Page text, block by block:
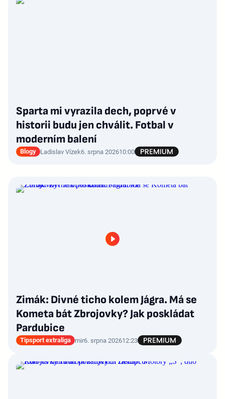
Sparta mi vyrazila dech, poprvé v
historii budu jen chválit. Fotbal v
moderním balení
Blogy Ladislav Vízek6. srpna 202610:00
Zimák: Divné ticho kolem Jágra. Má se
Kometa bát Zbrojovky? Jak poskládat
Pardubice
Tipsport extraliga mir6. srpna 202612:23